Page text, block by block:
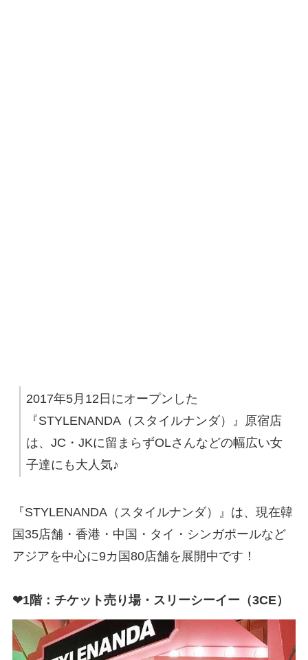
2017年5月12日にオープンした
『STYLENANDA（スタイルナンダ）』原宿店
は、JC・JKに留まらずOLさんなどの幅広い女
子達にも大人気♪
『STYLENANDA（スタイルナンダ）』は、現在韓
国35店舗・香港・中国・タイ・シンガポールなど
アジアを中心に9カ国80店舗を展開中です！
❤1階：チケット売り場・スリーシーイー（3CE）